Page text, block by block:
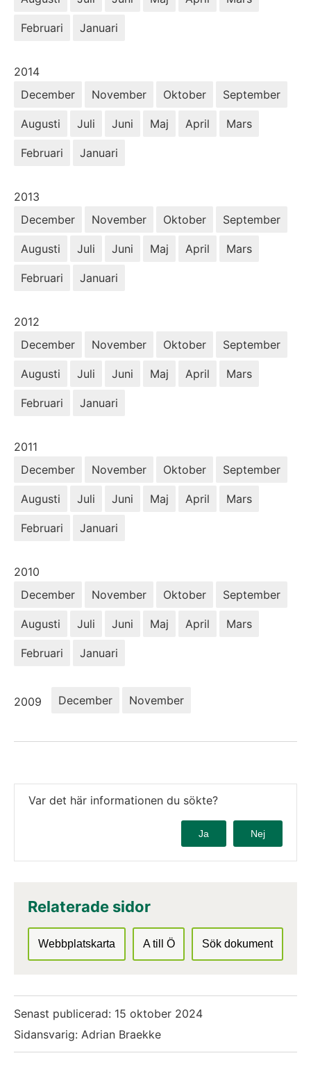
Februari Januari
År:
2014
December
November Oktober September
Augusti Juli Juni Maj April Mars
Februari Januari
År:
2013
December
November Oktober September
Augusti Juli Juni Maj April Mars
Februari Januari
År:
2012
December
November Oktober September
Augusti Juli Juni Maj April Mars
Februari Januari
År:
2011
December
November Oktober September
Augusti Juli Juni Maj April Mars
Februari Januari
År:
2010
December
November Oktober September
Augusti Juli Juni Maj April Mars
Februari Januari
År:
2009 December November
Var det här informationen du sökte?
Ja Nej
Relaterade sidor
Webbplatskarta A till Ö Sök dokument
Senast publicerad: 15 oktober 2024
Sidansvarig: Adrian Braekke